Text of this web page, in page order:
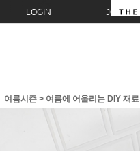
LOGIN JOIN
여름시즌 > 여름에 어울리는 DIY 재료